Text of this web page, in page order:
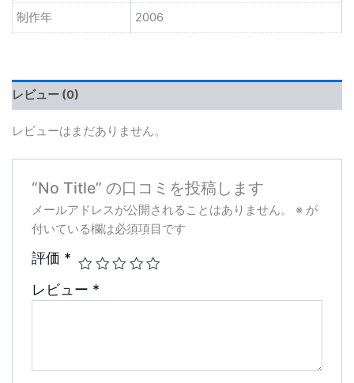
制作年 2006
レビュー (0)
レビューはまだありません。
“No Title” の口コミを投稿します
メールアドレスが公開されることはありません。 ※ が
付いている欄は必須項目です
評価 *
レビュー *